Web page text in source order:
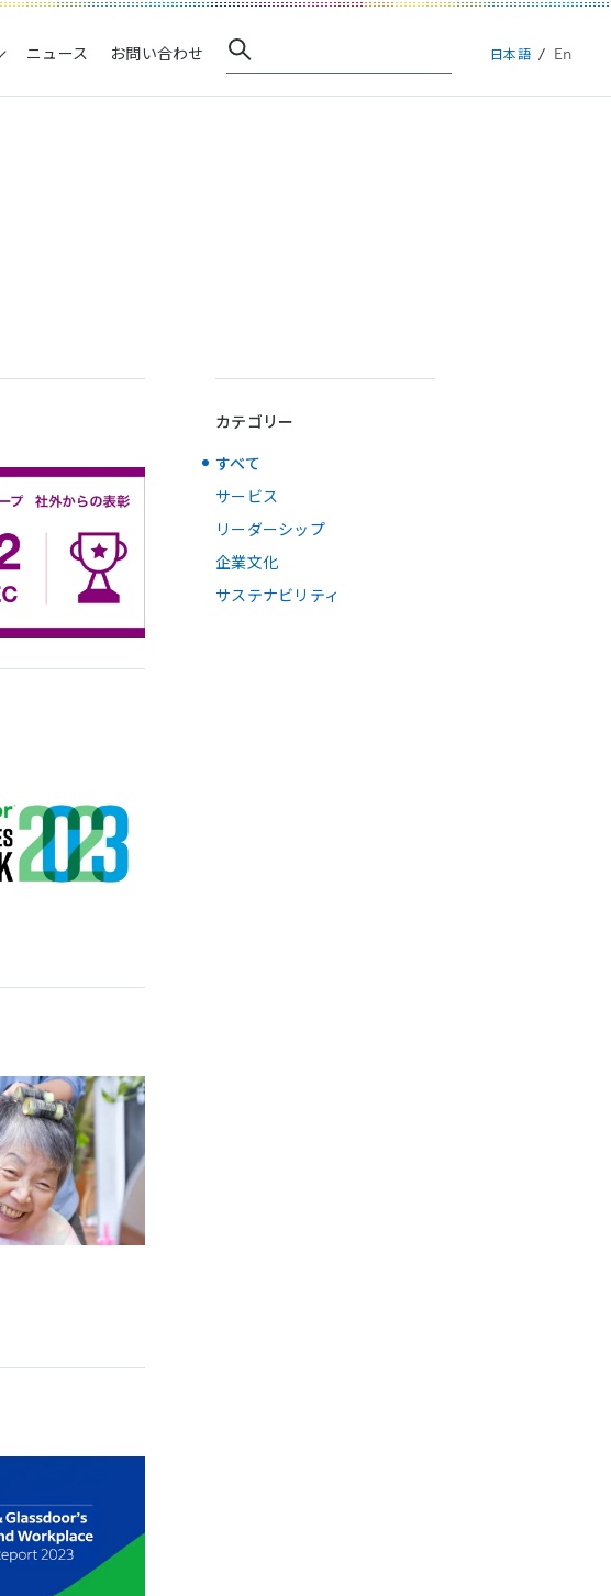
ニュース お問い合わせ 日本語 En
カテゴリー
すべて
サービス
リーダーシップ
企業文化
サステナビリティ